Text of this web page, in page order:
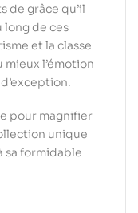
de grâce qu’il
long de ces
et la classe
l’émotion
pour magnifier
unique
sa formidable